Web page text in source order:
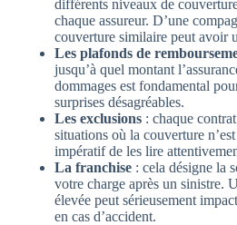
différents niveaux de
chaque assureur. D’une
couverture similaire peut avoir
Les plafonds de
jusqu’à quel montant
dommages est fondamental
surprises désagréables.
Les exclusions : chaque
situations où la couverture
impératif de les lire
La franchise : cela désigne la
votre charge après un sinistre.
élevée peut sérieusement
en cas d’accident.